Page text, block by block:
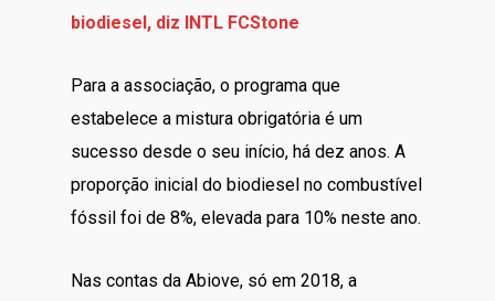
biodiesel, diz INTL FCStone
Para a associação, o programa que
estabelece a mistura obrigatória é um
sucesso desde o seu início, há dez anos. A
proporção inicial do biodiesel no combustível
fóssil foi de 8%, elevada para 10% neste ano.
Nas contas da Abiove, só em 2018, a